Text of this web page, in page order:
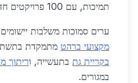
תמיכות, עם 100 פרויקטים חדשים ב-2026.
ערים סמוכות משלבות
מקצועי ברהט מתמקדת
בקריית גת בתעשייה, וריתוך
במגורים.